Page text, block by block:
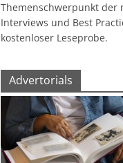
Themenschwerpunkt der
Interviews und Best
kostenloser Leseprobe.
Advertorials